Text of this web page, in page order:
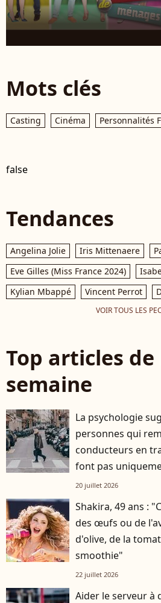
Mots clés
Casting Cinéma Personnalités
false
Tendances
Angelina Jolie Iris Mittenaere
Eve Gilles (Miss France 2024)
Kylian Mbappé
Vincent Perrot
VOIR TOUS LES
Top articles de
semaine
La psychologie
personnes qui
conducteurs en
font pas
20 juillet 2026
Shakira, 49 ans :
des œufs ou de
d'olive, de la
smoothie"
22 juillet 2026
Aider le serveur à